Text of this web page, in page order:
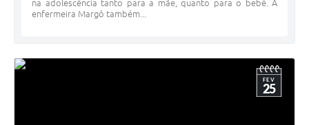
na adolescência tanto para a mãe, quanto para o bebê. A
enfermeira Margô também...
FEV
25